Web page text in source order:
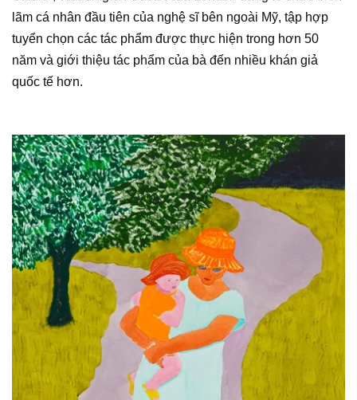
lãm cá nhân đầu tiên của nghệ sĩ bên ngoài Mỹ, tập hợp
tuyển chọn các tác phẩm được thực hiện trong hơn 50
năm và giới thiệu tác phẩm của bà đến nhiều khán giả
quốc tế hơn.